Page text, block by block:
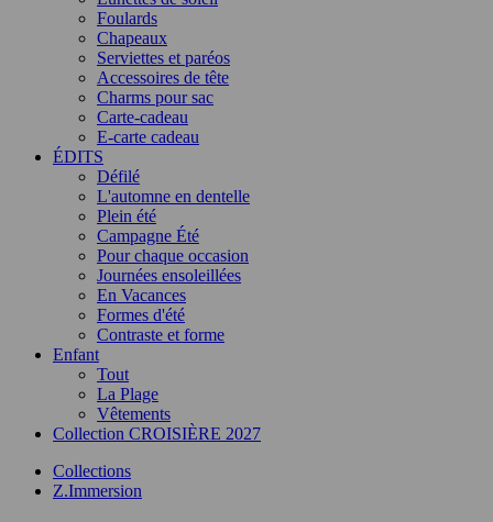
Foulards
Chapeaux
Serviettes et paréos
Accessoires de tête
Charms pour sac
Carte-cadeau
E-carte cadeau
ÉDITS
Défilé
L'automne en dentelle
Plein été
Campagne Été
Pour chaque occasion
Journées ensoleillées
En Vacances
Formes d'été
Contraste et forme
Enfant
Tout
La Plage
Vêtements
Collection CROISIÈRE 2027
Collections
Z.Immersion